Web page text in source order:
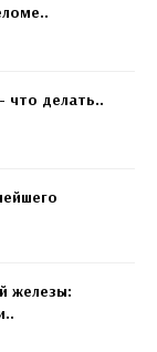
что делать..
железы: